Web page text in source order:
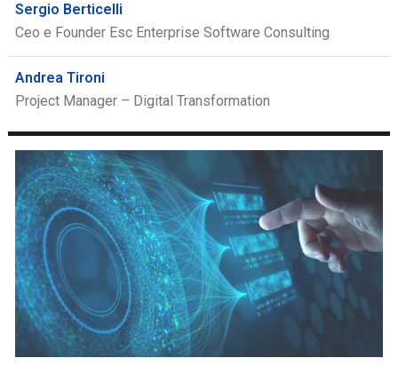
Sergio Berticelli
Ceo e Founder Esc Enterprise Software Consulting
Andrea Tironi
Project Manager – Digital Transformation